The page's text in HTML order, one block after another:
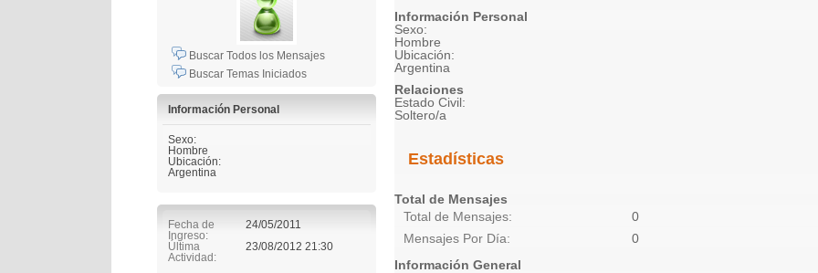
Buscar Todos los Mensajes
Buscar Temas Iniciados
Información Personal
Sexo:
Hombre
Ubicación:
Argentina
Fecha de
Ingreso
24/05/2011
Última
Actividad
23/08/2012 21:30
Información Personal
Sexo:
Hombre
Ubicación:
Argentina
Relaciones
Estado Civil:
Soltero/a
Estadísticas
Total de Mensajes
Total de Mensajes
0
Mensajes Por Día
0
Información General